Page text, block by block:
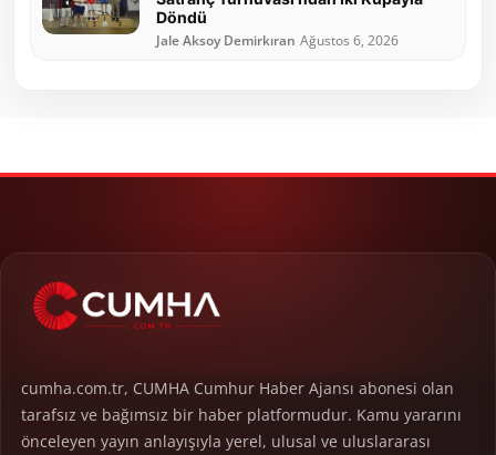
Döndü
Jale Aksoy Demirkıran Ağustos 6, 2026
cumha.com.tr, CUMHA Cumhur Haber Ajansı abonesi olan
tarafsız ve bağımsız bir haber platformudur. Kamu yararını
önceleyen yayın anlayışıyla yerel, ulusal ve uluslararası